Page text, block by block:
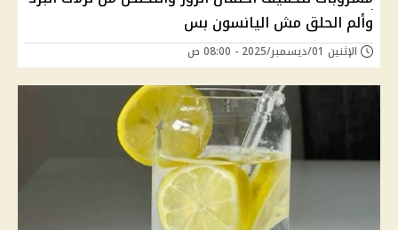
وألم الحلق مش اليانسون بس
الإثنين 01/ديسمبر/2025 - 08:00 ص